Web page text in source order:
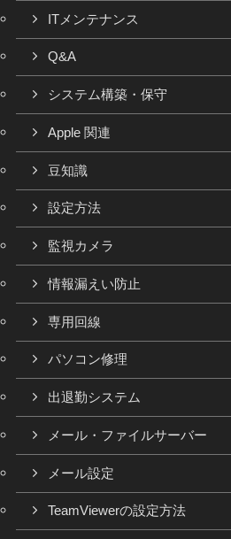
ITメンテナンス
Q&A
システム構築・保守
Apple 関連
豆知識
設定方法
監視カメラ
情報漏えい防止
専用回線
パソコン修理
出退勤システム
メール・ファイルサーバー
メール設定
TeamViewerの設定方法